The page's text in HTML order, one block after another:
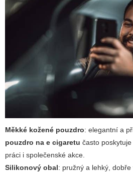
Měkké kožené pouzdro: elegantní a
pouzdro na e cigaretu často
práci i společenské akce.
Silikonový obal: pružný a lehký,